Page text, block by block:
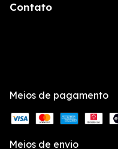
Contato
Meios de pagamento
Meios de envio